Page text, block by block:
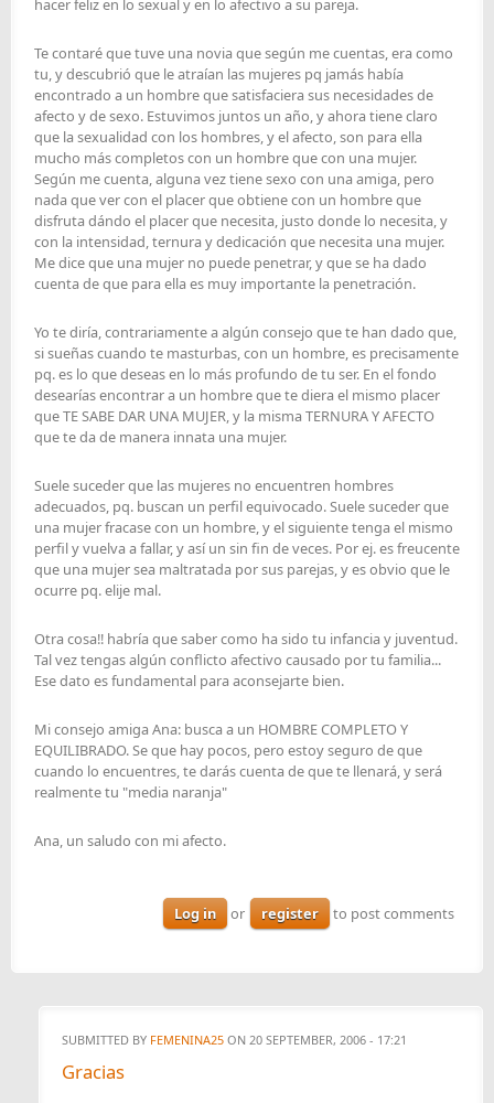
hacer feliz en lo sexual y en lo afectivo a su pareja.
Te contaré que tuve una novia que según me cuentas, era como
tu, y descubrió que le atraían las mujeres pq jamás había
encontrado a un hombre que satisfaciera sus necesidades de
afecto y de sexo. Estuvimos juntos un año, y ahora tiene claro
que la sexualidad con los hombres, y el afecto, son para ella
mucho más completos con un hombre que con una mujer.
Según me cuenta, alguna vez tiene sexo con una amiga, pero
nada que ver con el placer que obtiene con un hombre que
disfruta dándo el placer que necesita, justo donde lo necesita, y
con la intensidad, ternura y dedicación que necesita una mujer.
Me dice que una mujer no puede penetrar, y que se ha dado
cuenta de que para ella es muy importante la penetración.
Yo te diría, contrariamente a algún consejo que te han dado que,
si sueñas cuando te masturbas, con un hombre, es precisamente
pq. es lo que deseas en lo más profundo de tu ser. En el fondo
desearías encontrar a un hombre que te diera el mismo placer
que TE SABE DAR UNA MUJER, y la misma TERNURA Y AFECTO
que te da de manera innata una mujer.
Suele suceder que las mujeres no encuentren hombres
adecuados, pq. buscan un perfil equivocado. Suele suceder que
una mujer fracase con un hombre, y el siguiente tenga el mismo
perfil y vuelva a fallar, y así un sin fin de veces. Por ej. es freucente
que una mujer sea maltratada por sus parejas, y es obvio que le
ocurre pq. elije mal.
Otra cosa!! habría que saber como ha sido tu infancia y juventud.
Tal vez tengas algún conflicto afectivo causado por tu familia...
Ese dato es fundamental para aconsejarte bien.
Mi consejo amiga Ana: busca a un HOMBRE COMPLETO Y
EQUILIBRADO. Se que hay pocos, pero estoy seguro de que
cuando lo encuentres, te darás cuenta de que te llenará, y será
realmente tu "media naranja"
Ana, un saludo con mi afecto.
Log in or register to post comments
SUBMITTED BY FEMENINA25 ON 20 SEPTEMBER, 2006 - 17:21
Gracias